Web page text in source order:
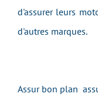
d'assurer leurs
d'autres marques.
Assur bon plan